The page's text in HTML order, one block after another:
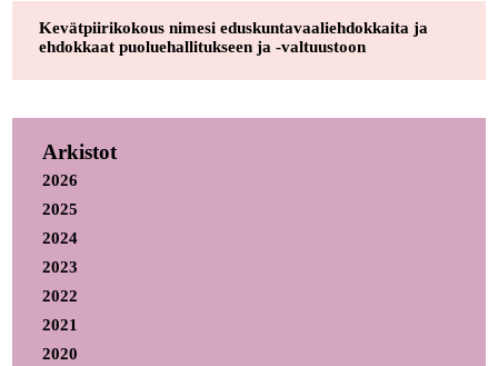
Kevätpiirikokous nimesi eduskuntavaaliehdokkaita ja
ehdokkaat puoluehallitukseen ja -valtuustoon
Arkistot
2026
2025
2024
2023
2022
2021
2020